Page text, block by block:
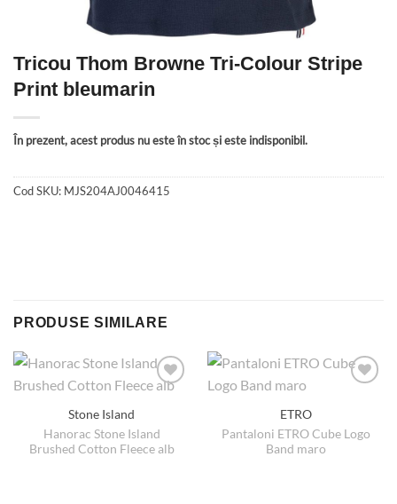
Tricou Thom Browne Tri-Colour Stripe
Print bleumarin
În prezent, acest produs nu este în stoc și este indisponibil.
Cod SKU: MJS204AJ0046415
PRODUSE SIMILARE
Stone Island
Hanorac Stone Island
Brushed Cotton Fleece alb
ETRO
Pantaloni ETRO Cube Logo
Band maro